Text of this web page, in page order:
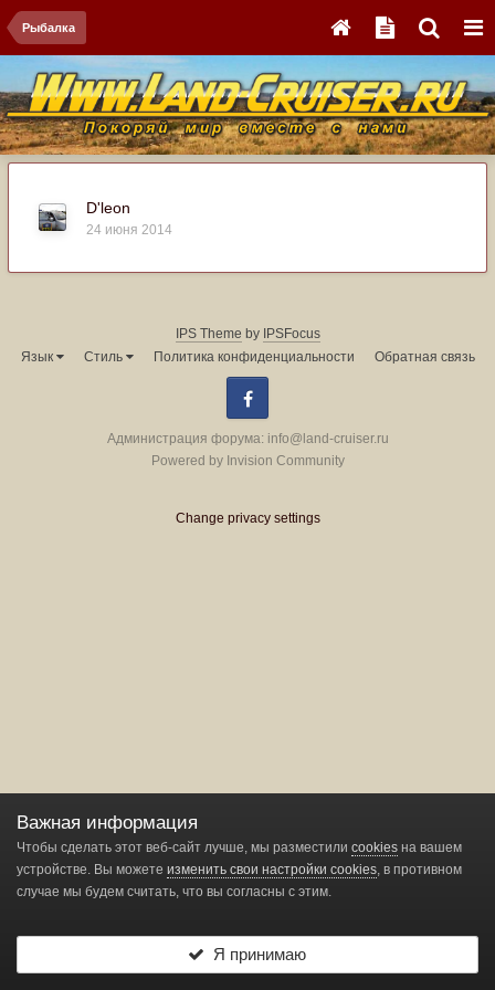
Рыбалка
D'leon
24 июня 2014
IPS Theme by IPSFocus
Язык
Стиль Политика конфиденциальности Обратная связь
Администрация форума: info@land-cruiser.ru
Powered by Invision Community
Change privacy settings
Важная информация
Чтобы сделать этот веб-сайт лучше, мы разместили cookies на вашем
устройстве. Вы можете изменить свои настройки cookies, в противном
случае мы будем считать, что вы согласны с этим.
Я принимаю